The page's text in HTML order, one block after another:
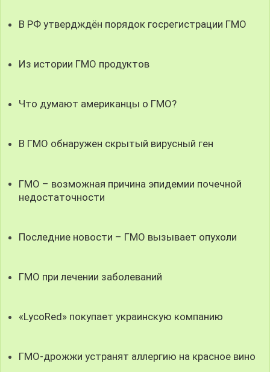
В РФ утвердждён порядок госрегистрации ГМО
Из истории ГМО продуктов
Что думают американцы о ГМО?
В ГМО обнаружен скрытый вирусный ген
ГМО – возможная причина эпидемии почечной
недостаточности
Последние новости – ГМО вызывает опухоли
ГМО при лечении заболеваний
«LycoRed» покупает украинскую компанию
ГМО-дрожжи устранят аллергию на красное вино